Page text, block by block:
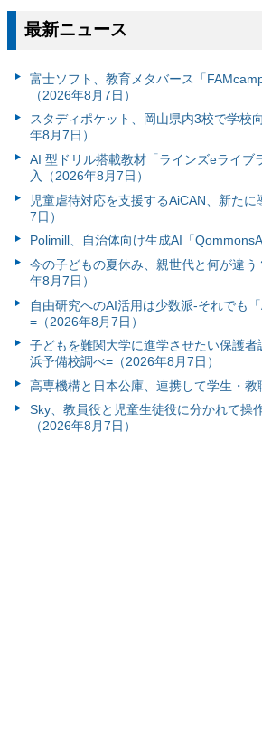
最新ニュース
富⼠ソフト、教育メタバース「
（2026年8月7日）
スタディポケット、岡山県内3校で学校
年8月7日）
AI 型ドリル搭載教材「ラインズeライ
入（2026年8月7日）
児童虐待対応を支援するAiCAN、新た
7日）
Polimill、自治体向け生成AI「
今の子どもの夏休み、親世代と何が違
年8月7日）
自由研究へのAI活用は少数派-それでも
=（2026年8月7日）
子どもを難関大学に進学させたい保護
浜予備校調べ=（2026年8月7日）
高専機構と日本公庫、連携して学生・
Sky、教員役と児童生徒役に分かれて操
（2026年8月7日）